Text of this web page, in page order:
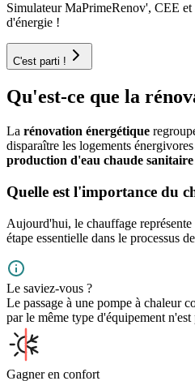
Simulateur MaPrimeRenov', CEE
d'énergie !
C'est parti !
Qu'est-ce que la
La rénovation énergétique
disparaître les logements
production d'eau chaude sanitaire
Quelle est l'importance du
Aujourd'hui, le chauffage
étape essentielle dans le processus
Le saviez-vous ?
Le passage à une pompe à chaleur
par le même type d'équipement n'est
Gagner en confort